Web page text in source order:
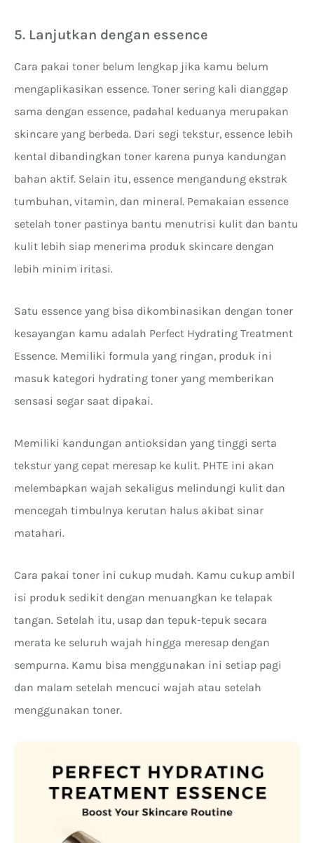
5. Lanjutkan dengan essence
Cara pakai toner belum lengkap jika kamu belum
mengaplikasikan essence. Toner sering kali dianggap
sama dengan essence, padahal keduanya merupakan
skincare yang berbeda. Dari segi tekstur, essence lebih
kental dibandingkan toner karena punya kandungan
bahan aktif. Selain itu, essence mengandung ekstrak
tumbuhan, vitamin, dan mineral. Pemakaian essence
setelah toner pastinya bantu menutrisi kulit dan bantu
kulit lebih siap menerima produk skincare dengan
lebih minim iritasi.
Satu essence yang bisa dikombinasikan dengan toner
kesayangan kamu adalah Perfect Hydrating Treatment
Essence. Memiliki formula yang ringan, produk ini
masuk kategori hydrating toner yang memberikan
sensasi segar saat dipakai.
Memiliki kandungan antioksidan yang tinggi serta
tekstur yang cepat meresap ke kulit. PHTE ini akan
melembapkan wajah sekaligus melindungi kulit dan
mencegah timbulnya kerutan halus akibat sinar
matahari.
Cara pakai toner ini cukup mudah. Kamu cukup ambil
isi produk sedikit dengan menuangkan ke telapak
tangan. Setelah itu, usap dan tepuk-tepuk secara
merata ke seluruh wajah hingga meresap dengan
sempurna. Kamu bisa menggunakan ini setiap pagi
dan malam setelah mencuci wajah atau setelah
menggunakan toner.